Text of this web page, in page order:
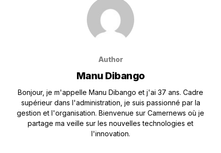
Author
Manu Dibango
Bonjour, je m'appelle Manu Dibango et j'ai 37 ans. Cadre
supérieur dans l'administration, je suis passionné par la
gestion et l'organisation. Bienvenue sur Camernews où je
partage ma veille sur les nouvelles technologies et
l'innovation.